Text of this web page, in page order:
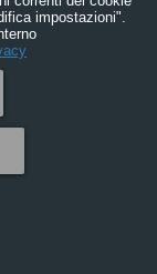
impostazioni".